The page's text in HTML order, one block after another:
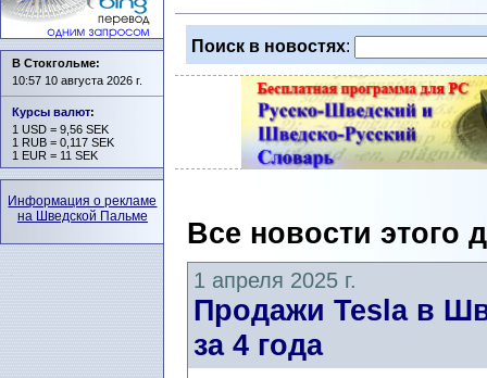
Поиск в новостях:
Все новости этого
1 апреля 2025 г.
Продажи Tesla в
за 4 года
В Стокгольме:
10:57 10 августа 2026 г.
Курсы валют:
1 USD = 9,56 SEK
1 RUB = 0,117 SEK
1 EUR = 11 SEK
Информация о рекламе
на Шведской Пальме